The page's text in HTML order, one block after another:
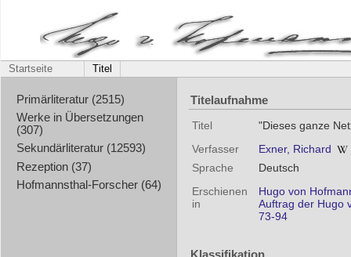
Startseite Titel
Primärliteratur (2515)
Werke in Übersetzungen
(307)
Sekundärliteratur (12593)
Rezeption (37)
Hofmannsthal-Forscher (64)
Titelaufnahme
Titel
"Dieses ganze
Verfasser
Exner, Richard
Sprache
Deutsch
Erschienen
in
Hugo von
Auftrag der Hugo
73-94